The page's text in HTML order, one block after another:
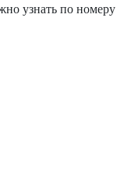
узнать по номеру